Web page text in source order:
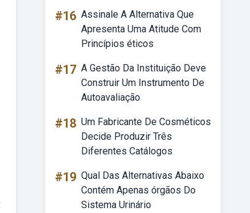
#16 Assinale A Alternativa Que
Apresenta Uma Atitude Com
Princípios éticos
#17 A Gestão Da Instituição Deve
Construir Um Instrumento De
Autoavaliação
#18 Um Fabricante De Cosméticos
Decide Produzir Três
Diferentes Catálogos
#19 Qual Das Alternativas Abaixo
Contém Apenas órgãos Do
Sistema Urinário